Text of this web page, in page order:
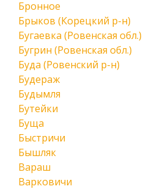
Бронное
Брыков (Корецкий р-н)
Бугаевка (Ровенская обл.)
Бугрин (Ровенская обл.)
Буда (Ровенский р-н)
Будераж
Будымля
Бутейки
Буща
Быстричи
Бышляк
Вараш
Варковичи